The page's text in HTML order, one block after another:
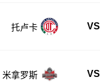
托卢卡 VS
米拿罗斯 VS